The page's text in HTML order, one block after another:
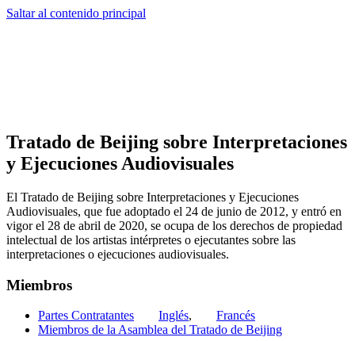
Saltar al contenido principal
Tratado de Beijing sobre Interpretaciones
y Ejecuciones Audiovisuales
El Tratado de Beijing sobre Interpretaciones y Ejecuciones
Audiovisuales, que fue adoptado el 24 de junio de 2012, y entró en
vigor el 28 de abril de 2020, se ocupa de los derechos de propiedad
intelectual de los artistas intérpretes o ejecutantes sobre las
interpretaciones o ejecuciones audiovisuales.
Miembros
Partes Contratantes Inglés,
Francés
Miembros de la Asamblea del Tratado de Beijing